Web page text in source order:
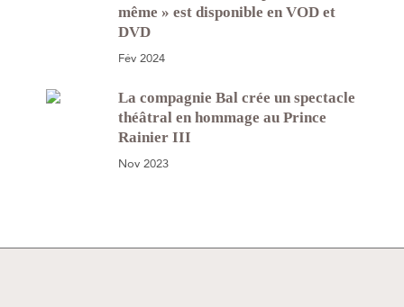
même » est disponible en VOD et
DVD
Fév 2024
La compagnie Bal crée un spectacle
théâtral en hommage au Prince
Rainier III
Nov 2023